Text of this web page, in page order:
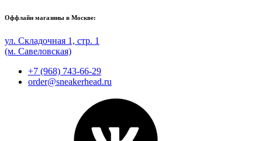
Оффлайн магазины в Москве:
ул. Складочная 1, стр. 1
(м. Савеловская)
+7 (968) 743-66-29
order@sneakerhead.ru